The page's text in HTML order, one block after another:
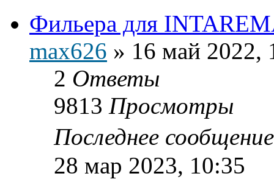
Фильера для
max626 » 16 май 2022,
2 Ответы
9813 Просмотры
Последнее
28 мар 2023, 10:35